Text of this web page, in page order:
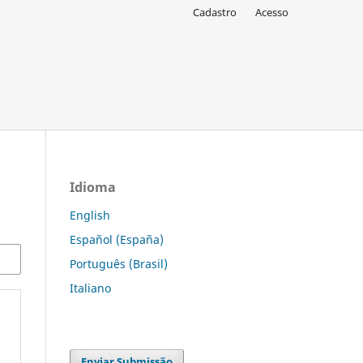
Cadastro Acesso
Idioma
English
Español (España)
Português (Brasil)
Italiano